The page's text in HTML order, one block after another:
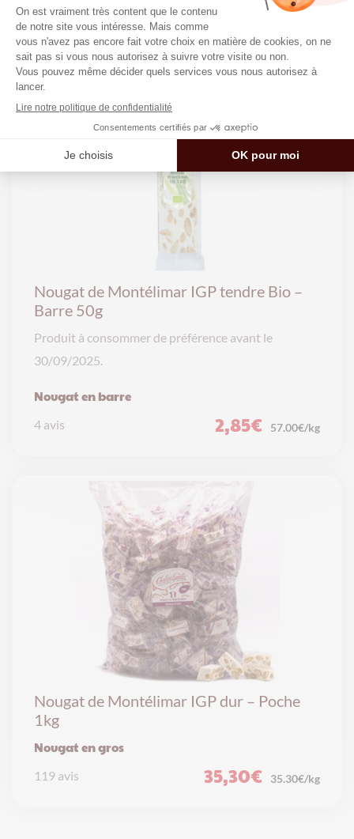
aussi…
Nougat de Montélimar IGP tendre Bio –
Barre 50g
Produit à consommer de préférence avant le
30/09/2025.
Nougat en barre
2,85€ 57.00€/kg
4 avis
Nougat de Montélimar IGP dur – Poche
1kg
Nougat en gros
35,30€ 35.30€/kg
119 avis